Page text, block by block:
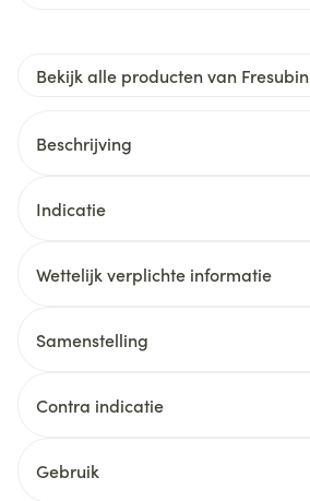
Bekijk alle producten van Fresubin
Beschrijving
Indicatie
Wettelijk verplichte informatie
Samenstelling
Contra indicatie
Gebruik